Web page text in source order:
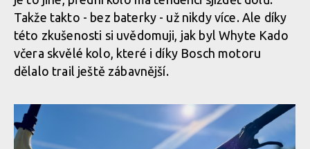
Takže takto - bez baterky - už nikdy více. Ale díky
této zkušenosti si uvědomuji, jak byl Whyte Kado
včera skvělé kolo, které i díky Bosch motoru
dělalo trail ještě zábavnější.